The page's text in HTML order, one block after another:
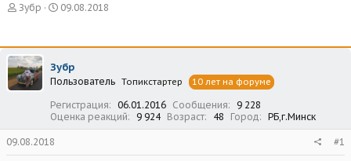
А
о
р
т
е
Зубр
Д
а
а
ч
л
а
09.08.2018
Зубр
Пользователь Топикстартер 10 лет на форуме
Регистрация 06.01.2016 Сообщения
9 228
Оценка реакций
9 924 Возраст 48 Город РБ,г.Минск
09.08.2018 #1